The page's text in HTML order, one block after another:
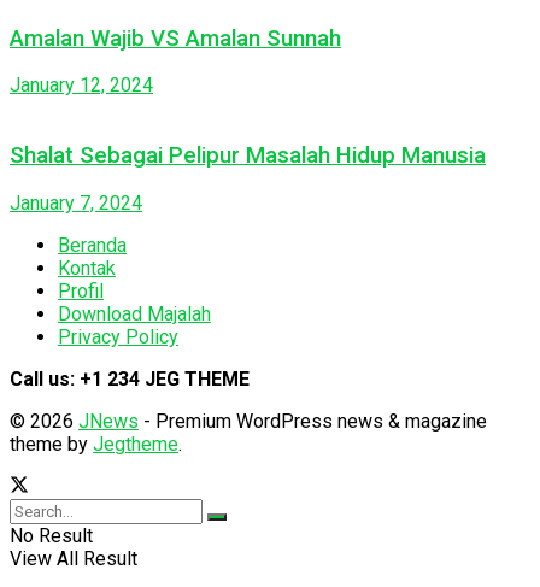
Amalan Wajib VS Amalan Sunnah
January 12, 2024
Shalat Sebagai Pelipur Masalah Hidup Manusia
January 7, 2024
Beranda
Kontak
Profil
Download Majalah
Privacy Policy
Call us: +1 234 JEG THEME
© 2026 JNews - Premium WordPress news & magazine
theme by Jegtheme.
No Result
View All Result